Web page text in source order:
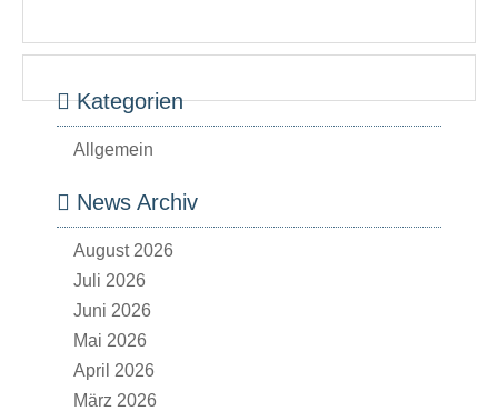
Kategorien
Allgemein
News Archiv
August 2026
Juli 2026
Juni 2026
Mai 2026
April 2026
März 2026